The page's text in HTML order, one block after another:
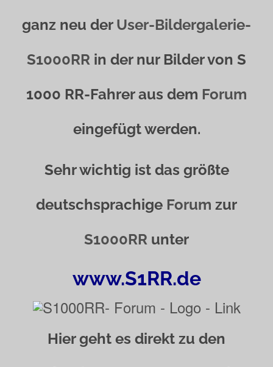
ganz neu der User-Bildergalerie-
S1000RR in der nur Bilder von S
1000 RR-Fahrer aus dem Forum
eingefügt werden.
Sehr wichtig ist das größte
deutschsprachige Forum zur
S1000RR unter
www.S1RR.de
Hier geht es direkt zu den